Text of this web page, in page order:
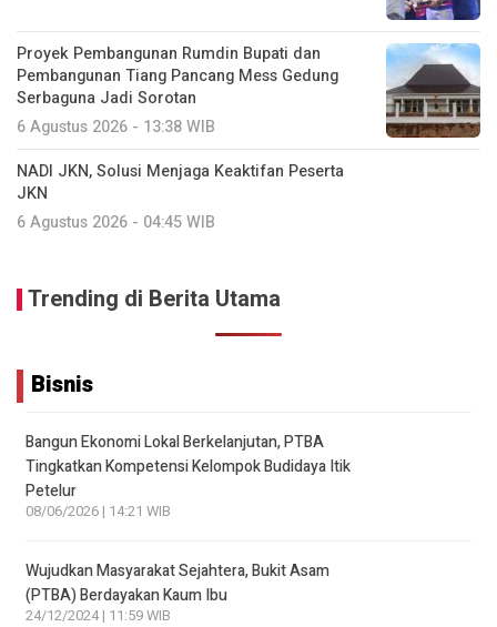
Proyek Pembangunan Rumdin Bupati dan
Pembangunan Tiang Pancang Mess Gedung
Serbaguna Jadi Sorotan
6 Agustus 2026 - 13:38 WIB
NADI JKN, Solusi Menjaga Keaktifan Peserta
JKN
6 Agustus 2026 - 04:45 WIB
Trending di Berita Utama
Bisnis
Bangun Ekonomi Lokal Berkelanjutan, PTBA
Tingkatkan Kompetensi Kelompok Budidaya Itik
Petelur
08/06/2026 | 14:21 WIB
Wujudkan Masyarakat Sejahtera, Bukit Asam
(PTBA) Berdayakan Kaum Ibu
24/12/2024 | 11:59 WIB